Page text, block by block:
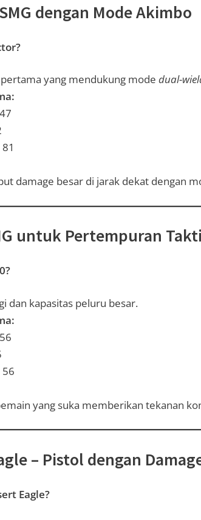
dengan Mode Akimbo
pertama yang mendukung mode dual-
damage besar di jarak dekat dengan
untuk Pertempuran
dan kapasitas peluru besar.
56
yang suka memberikan tekanan
– Pistol dengan
Eagle?